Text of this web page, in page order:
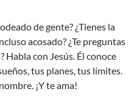
de gente? ¿Tienes la
acosado? ¿Te preguntas
con Jesús. Él conoce
tus planes, tus límites.
¡Y te ama!